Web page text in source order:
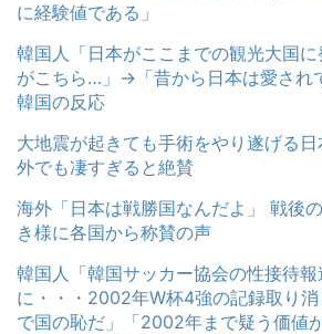
に経験値である」
韓国人「日本がここまでの観光大国
がこちら…」→「昔から日本は愛され
韓国の反応
大地震が起きても手術をやり遂げる
外でも凄すぎると絶賛
海外「日本は戦勝国なんだよ」 戦後
き様に各国から称賛の声
韓国人「韓国サッカー協会の性接待
に・・・2002年W杯4強の記録取り
で国の恥だ」「2002年まで疑う価値